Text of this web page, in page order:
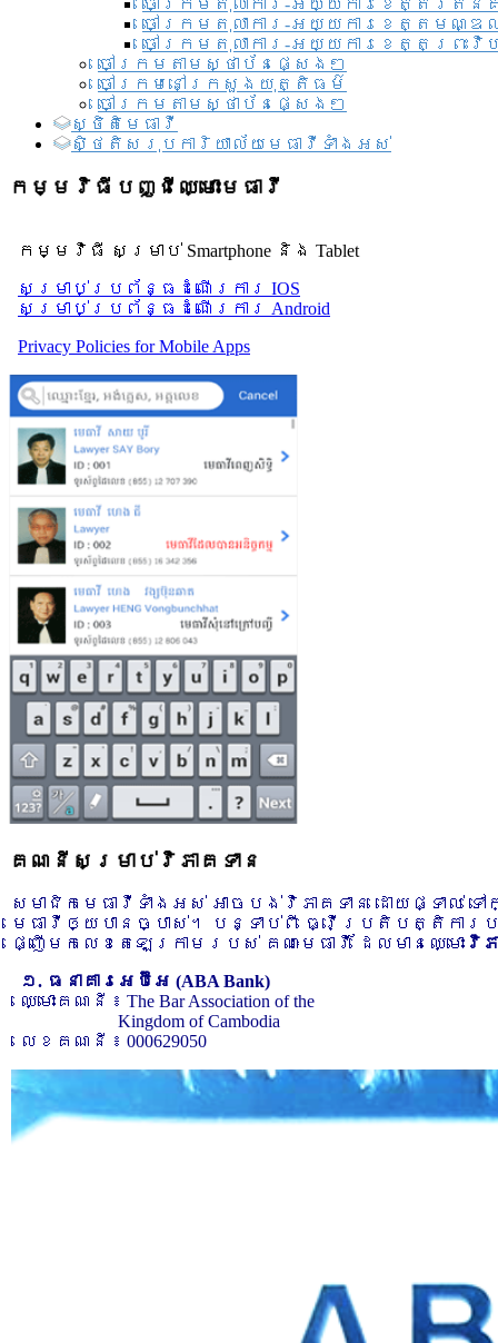
ចៅក្រមតុលាការ-អយ្យការខេត្តរតន
ចៅក្រមតុលាការ-អយ្យការខេត្តមណ្
ចៅក្រមតុលាការ-អយ្យការខេត្តព្រះវិហ
ចៅក្រមតាមស្ថាប័នផ្សេងៗ
ចៅក្រមនៅក្រសួងយុត្តិធម៌
ចៅក្រមតាមស្ថាប័នផ្សេងៗ
ស្ថិតិមេធាវី
សិ្ថតិសរុបការិយាល័យមេធាវីទាំងអស់​
កម្មវិធីបញ្ជីឈ្មោះមេធាវី
កម្មវិធី សម្រាប់ Smartphone និង Tablet
សម្រាប់​ប្រព័ន្ធដំណើរការ IOS
សម្រាប់​ប្រព័ន្ធដំណើរការ Android
Privacy Policies for Mobile Apps
គណនីសម្រាប់វិភាគទាន
សមាជិកមេធាវីទាំងអស់ អាចបង់វិភាគទាន ដោយផ្ទាល់
មេធាវីឲ្យបានច្បាស់។ បន្ទាប់ពី ធ្វើប្រតិបត្តិកា
ផ្ញើមកលេខតេឡេក្រាមរបស់ គណៈមេធាវី ដែលមានឈ្មោះ វិភ
១. ធនាគារអេប៊ីអេ (ABA Bank)
ឈ្មោះគណនី ៖ The Bar Association of the
Kingdom of Cambodia
លេខគណនី ៖ 000629050